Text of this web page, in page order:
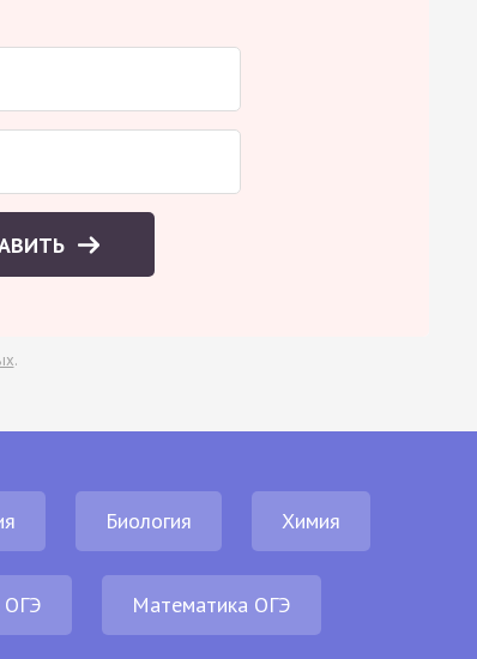
.
Биология Химия
ОГЭ Математика ОГЭ